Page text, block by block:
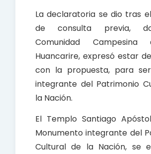
La declaratoria se dio tras
de consulta previa,
Comunidad
Huancarire, expresó estar
con la propuesta, para
integrante del Patrimonio
la Nación.
El Templo Santiago
Monumento integrante del
Cultural de la Nación, se